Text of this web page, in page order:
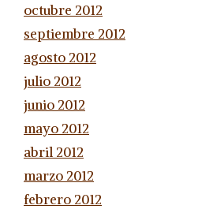
octubre 2012
septiembre 2012
agosto 2012
julio 2012
junio 2012
mayo 2012
abril 2012
marzo 2012
febrero 2012